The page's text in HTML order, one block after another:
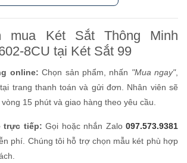
mua Két Sắt Thông Minh
8CU tại Két Sắt 99
online: Chọn sản phẩm, nhấn "Mua ngay",
trang thanh toán và gửi đơn. Nhân viên sẽ
15 phút và giao hàng theo yêu cầu.
trực tiếp: Gọi hoặc nhắn Zalo097.573.9381
phí. Chúng tôi hỗ trợ chọn mẫu két phù hợp